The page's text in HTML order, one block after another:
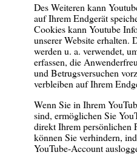
Des Weiteren kann
auf Ihrem Endgerät
Cookies kann Youtube
unserer Website erhalten.
werden u. a. verwendet,
erfassen, die
und Betrugsversuchen
verbleiben auf Ihrem
Wenn Sie in Ihrem
sind, ermöglichen Sie
direkt Ihrem persönlichen
können Sie verhindern,
YouTube-Account